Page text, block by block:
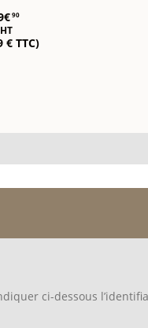
90
HT
€ TTC)
ci-dessous